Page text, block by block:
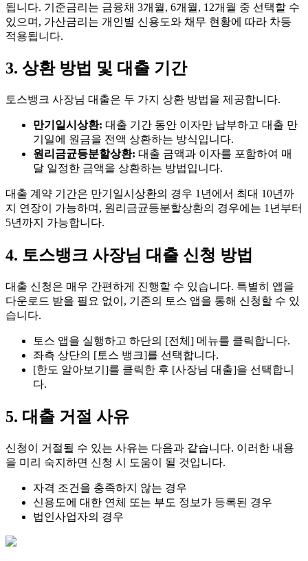
됩니다. 기준금리는 금융채 3개월, 6개월, 12개월 중 선택할 수
있으며, 가산금리는 개인별 신용도와 채무 현황에 따라 차등
적용됩니다.
3. 상환 방법 및 대출 기간
토스뱅크 사장님 대출은 두 가지 상환 방법을 제공합니다.
만기일시상환: 대출 기간 동안 이자만 납부하고 대출 만
기일에 원금을 전액 상환하는 방식입니다.
원리금균등분할상환: 대출 금액과 이자를 포함하여 매
달 일정한 금액을 상환하는 방법입니다.
대출 계약 기간은 만기일시상환의 경우 1년에서 최대 10년까
지 연장이 가능하며, 원리금균등분할상환의 경우에는 1년부터
5년까지 가능합니다.
4. 토스뱅크 사장님 대출 신청 방법
대출 신청은 매우 간편하게 진행할 수 있습니다. 특별히 앱을
다운로드 받을 필요 없이, 기존의 토스 앱을 통해 신청할 수 있
습니다.
토스 앱을 실행하고 하단의 [전체] 메뉴를 클릭합니다.
좌측 상단의 [토스 뱅크]를 선택합니다.
[한도 알아보기]를 클릭한 후 [사장님 대출]을 선택합니
다.
5. 대출 거절 사유
신청이 거절될 수 있는 사유는 다음과 같습니다. 이러한 내용
을 미리 숙지하면 신청 시 도움이 될 것입니다.
자격 조건을 충족하지 않는 경우
신용도에 대한 연체 또는 부도 정보가 등록된 경우
법인사업자의 경우